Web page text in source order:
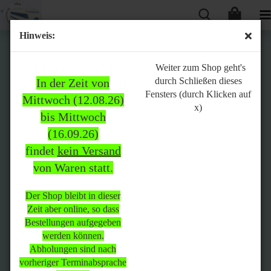
Hinweis:
In der Zeit von
Mittwoch (12.08.26)
bis Mittwoch
(16.09.26)
findet kein Versand
von Waren statt.
Der Shop bleibt in dieser
Zeit aber online, so dass
Bestellungen aufgegeben
werden können.
Abholungen sind nach
vorheriger Terminabsprache
Weiter zum Shop geht's
durch Schließen dieses
Fensters (durch Klicken auf
x)
Bitte
beachten:
In der Zeit von Mittwoch
(12.08.26) bis Mittwoch
(16.09.26)
statt.
Der Shop bleibt in dieser Zeit
aber online, so dass
Bestellungen aufgegeben
werden können.